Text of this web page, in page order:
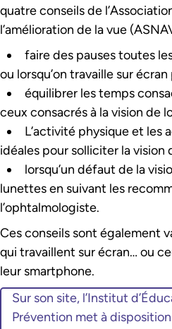
quatre conseils de
l’amélioration de la vue
faire des pauses toutes
ou lorsqu’on travaille sur
équilibrer les temps
ceux consacrés à la vision de
L’activité physique et les
idéales pour solliciter la vision
lorsqu’un défaut de la
lunettes en suivant les
l’ophtalmologiste.
Ces conseils sont également
qui travaillent sur écran… ou
leur smartphone.
Sur son site, l’Institut
Prévention met à